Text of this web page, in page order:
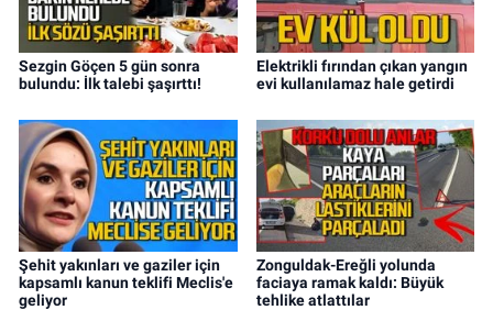
Sezgin Göçen 5 gün sonra
bulundu: İlk talebi şaşırttı!
Elektrikli fırından çıkan yangın
evi kullanılamaz hale getirdi
Şehit yakınları ve gaziler için
kapsamlı kanun teklifi Meclis'e
geliyor
Zonguldak-Ereğli yolunda
faciaya ramak kaldı: Büyük
tehlike atlattılar